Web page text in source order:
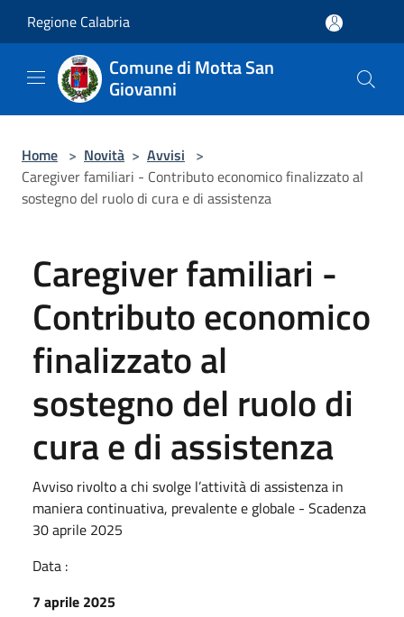
Regione Calabria
Comune di Motta San
Giovanni
Home > Novità > Avvisi >
Caregiver familiari - Contributo economico finalizzato al
sostegno del ruolo di cura e di assistenza
Caregiver familiari -
Contributo economico
finalizzato al
sostegno del ruolo di
cura e di assistenza
Avviso rivolto a chi svolge l’attività di assistenza in
maniera continuativa, prevalente e globale - Scadenza
30 aprile 2025
Data :
7 aprile 2025